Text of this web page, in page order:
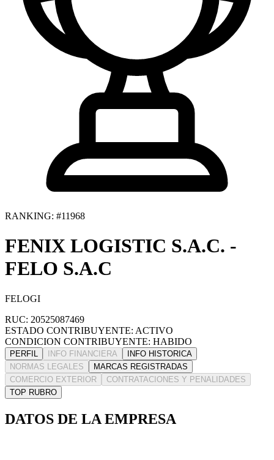
RANKING: #11968
FENIX LOGISTIC S.A.C. -
FELO S.A.C
FELOGI
RUC: 20525087469
ESTADO CONTRIBUYENTE: ACTIVO
CONDICION CONTRIBUYENTE: HABIDO
PERFIL INFO FINANCIERA
INFO HISTORICA
NORMAS LEGALES
MARCAS REGISTRADAS
COMERCIO EXTERIOR
CONTRATACIONES Y PENALIDADES
TOP RUBRO
DATOS DE LA EMPRESA